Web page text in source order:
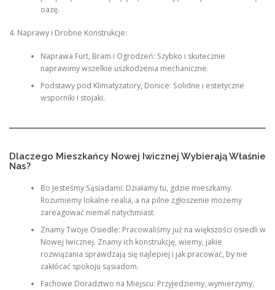
oazę.
4. Naprawy i Drobne Konstrukcje:
Naprawa Furt, Bram i Ogrodzeń: Szybko i skutecznie
naprawimy wszelkie uszkodzenia mechaniczne.
Podstawy pod Klimatyzatory, Donice: Solidne i estetyczne
wsporniki i stojaki.
Dlaczego Mieszkańcy Nowej Iwicznej Wybierają Właśnie
Nas?
Bo Jesteśmy Sąsiadami: Działamy tu, gdzie mieszkamy.
Rozumiemy lokalne realia, a na pilne zgłoszenie możemy
zareagować niemal natychmiast.
Znamy Twoje Osiedle: Pracowaliśmy już na większości osiedli w
Nowej Iwicznej. Znamy ich konstrukcję, wiemy, jakie
rozwiązania sprawdzają się najlepiej i jak pracować, by nie
zakłócać spokoju sąsiadom.
Fachowe Doradztwo na Miejscu: Przyjedziemy, wymierzymy,